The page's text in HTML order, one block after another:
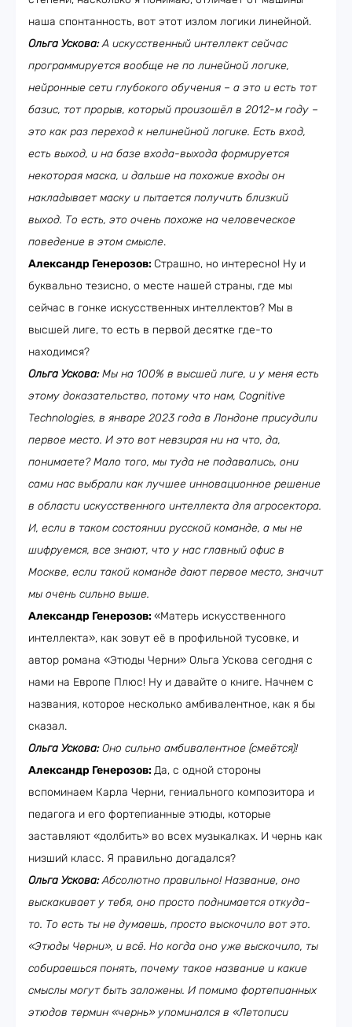
наша спонтанность, вот этот излом логики линейной.
Ольга Ускова:А искусственный интеллект сейчас
программируется вообще не по линейной логике,
нейронные сети глубокого обучения – а это и есть тот
базис, тот прорыв, который произошёл в 2012-м году –
это как раз переход к нелинейной логике. Есть вход,
есть выход, и на базе входа-выхода формируется
некоторая маска, и дальше на похожие входы он
накладывает маску и пытается получить близкий
выход. То есть, это очень похоже на человеческое
поведение в этом смысле.
Александр Генерозов: Страшно, но интересно! Ну и
буквально тезисно, о месте нашей страны, где мы
сейчас в гонке искусственных интеллектов? Мы в
высшей лиге, то есть в первой десятке где-то
находимся?
Ольга Ускова:Мы на 100% в высшей лиге, и у меня есть
этому доказательство, потому что нам, Cognitive
Technologies, в январе 2023 года в Лондоне присудили
первое место. И это вот невзирая ни на что, да,
понимаете? Мало того, мы туда не подавались, они
сами нас выбрали как лучшее инновационное решение
в области искусственного интеллекта для агросектора.
И, если в таком состоянии русской команде, а мы не
шифруемся, все знают, что у нас главный офис в
Москве, если такой команде дают первое место, значит
мы очень сильно выше.
Александр Генерозов:«Матерь искусственного
интеллекта», как зовут её в профильной тусовке, и
автор романа «Этюды Черни» Ольга Ускова сегодня с
нами на Европе Плюс! Ну и давайте о книге. Начнем с
названия, которое несколько амбивалентное, как я бы
сказал.
Ольга Ускова:Оно сильно амбивалентное (смеётся)!
Александр Генерозов:Да, с одной стороны
вспоминаем Карла Черни, гениального композитора и
педагога и его фортепианные этюды, которые
заставляют «долбить» во всех музыкалках. И чернь как
низший класс. Я правильно догадался?
Ольга Ускова:Абсолютно правильно! Название, оно
выскакивает у тебя, оно просто поднимается откуда-
то. То есть ты не думаешь, просто выскочило вот это.
«Этюды Черни», и всё. Но когда оно уже выскочило, ты
собираешься понять, почему такое название и какие
смыслы могут быть заложены. И помимо фортепианных
этюдов термин «чернь» упоминался в «Летописи